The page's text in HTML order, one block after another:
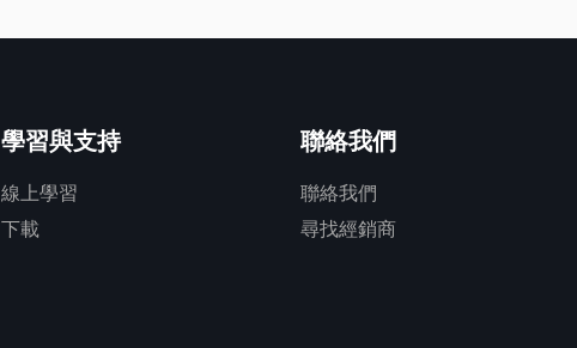
學習與支持
線上學習
下載
聯絡我們
聯絡我們
尋找經銷商